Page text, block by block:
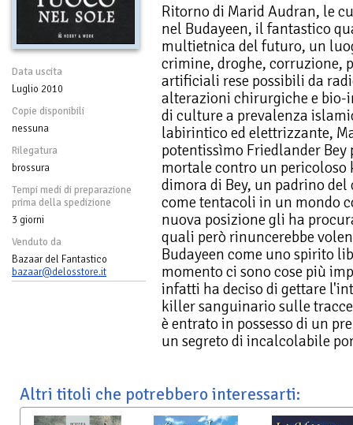
Data uscita
Luglio 2010
Copie disponibili
nessuna
Rilegatura
brossura
Tempi medi di preparazione
prima della spedizione
3 giorni
Venduto da
Bazaar del Fantastico
bazaar@delosstore.it
Ritorno di Marid Audran, le
nel Budayeen, il fantastico
multietnica del futuro, un
crimine, droghe, corruzione,
artificiali rese possibili da
alterazioni chirurgiche e bio-
di culture a prevalenza
labirintico ed elettrizzante,
potentissìmo Friedlander
mortale contro un
dimora di Bey, un padrino
come tentacoli in un mondo
nuova posizione gli ha
quali però rinuncerebbe
Budayeen come uno spirito
momento ci sono cose più
infatti ha deciso di gettare
killer sanguinario sulle
è entrato in possesso di un
un segreto di incalcolabile
Altri titoli che potrebbero interessarti: